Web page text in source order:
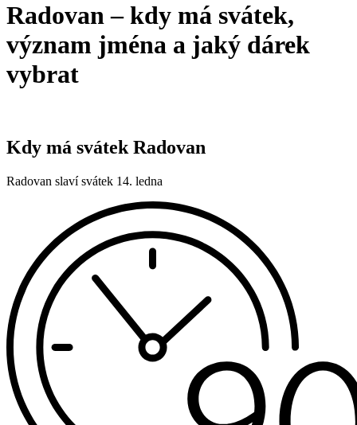
Radovan – kdy má svátek,
význam jména a jaký dárek
vybrat
Kdy má svátek Radovan
Radovan slaví svátek 14. ledna